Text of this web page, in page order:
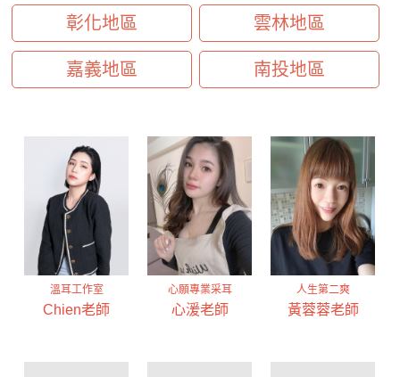
彰化地區 雲林地區
嘉義地區 南投地區
溫耳工作室
Chien老師
心願專業采耳
心湲老師
人生第二爽
黃蓉蓉老師